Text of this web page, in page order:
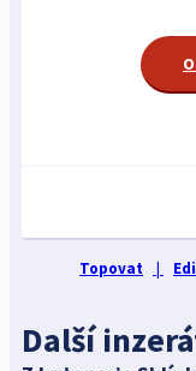
Topovat |
Další